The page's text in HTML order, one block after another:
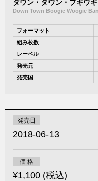
ダウン・タウン・ブギウ
Down Town Boogie Woogie
フォーマット
組み枚数
レーベル
発売元
発売国
発売日
2018-06-13
価 格
¥1,100 (税込)